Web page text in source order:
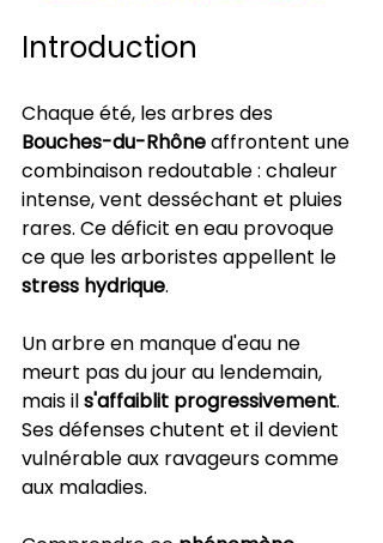
Introduction
Chaque été, les arbres des
Bouches-du-Rhône affrontent une
combinaison redoutable : chaleur
intense, vent desséchant et pluies
rares. Ce déficit en eau provoque
ce que les arboristes appellent le
stress hydrique.
Un arbre en manque d'eau ne
meurt pas du jour au lendemain,
mais il s'affaiblit progressivement.
Ses défenses chutent et il devient
vulnérable aux ravageurs comme
aux maladies.